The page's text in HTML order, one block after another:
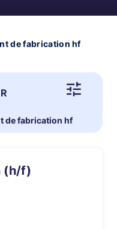
de fabrication hf
de fabrication hf
(h/f)